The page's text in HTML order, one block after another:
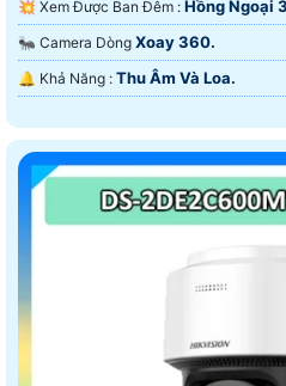
💥 Xem Được Ban Đêm : Hồng Ngoại
🐜 Camera Dòng Xoay 360.
️🔔 Khả Năng : Thu Âm Và Loa.